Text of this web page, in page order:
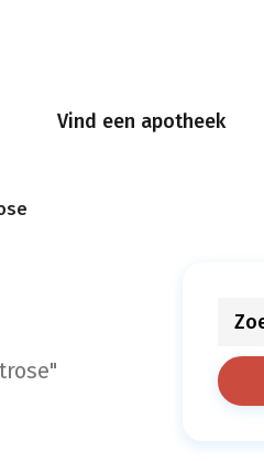
Vind een apotheek